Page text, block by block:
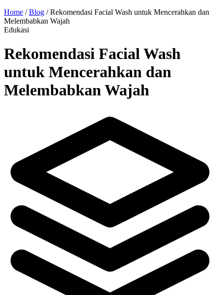
Home / Blog / Rekomendasi Facial Wash untuk Mencerahkan dan
Melembabkan Wajah
Edukasi
Rekomendasi Facial Wash
untuk Mencerahkan dan
Melembabkan Wajah